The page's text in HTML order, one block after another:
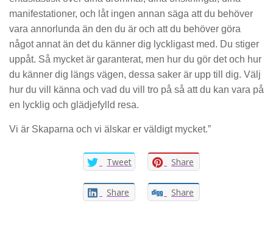
manifestationer, och låt ingen annan säga att du behöver
vara annorlunda än den du är och att du behöver göra
något annat än det du känner dig lyckligast med. Du stiger
uppåt. Så mycket är garanterat, men hur du gör det och hur
du känner dig längs vägen, dessa saker är upp till dig. Välj
hur du vill känna och vad du vill tro på så att du kan vara på
en lycklig och glädjefylld resa.
Vi är Skaparna och vi älskar er väldigt mycket.”
Tweet Share
Share Share